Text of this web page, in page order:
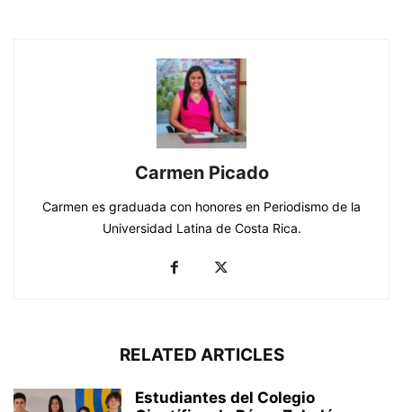
Carmen Picado
Carmen es graduada con honores en Periodismo de la
Universidad Latina de Costa Rica.
RELATED ARTICLES
Estudiantes del Colegio